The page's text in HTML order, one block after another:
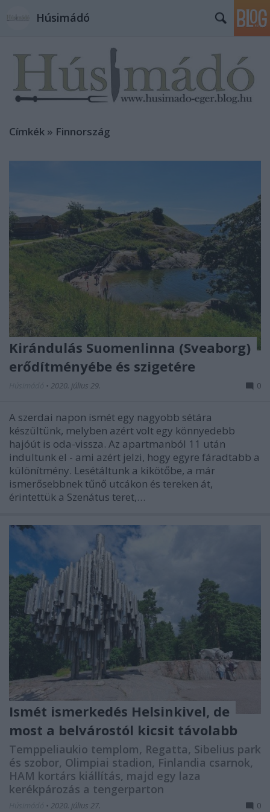
Húsimádó
Címkék » Finnország
Kirándulás Suomenlinna (Sveaborg)
erődítményébe és szigetére
• 2020. július 29. 0
A szerdai napon ismét egy nagyobb sétára
készültünk, melyben azért volt egy könnyedebb
hajóút is oda-vissza. Az apartmanból 11 után
indultunk el - ami azért jelzi, hogy egyre fáradtabb a
különítmény. Lesétáltunk a kikötőbe, a már
ismerősebbnek tűnő utcákon és tereken át,
érintettük a Szenátus teret,…
Ismét ismerkedés Helsinkivel, de
most a belvárostól kicsit távolabb
Temppeliaukio templom, Regatta, Sibelius park
és szobor, Olimpiai stadion, Finlandia csarnok,
HAM kortárs kiállítás, majd egy laza
kerékpározás a tengerparton
• 2020. július 27. 0